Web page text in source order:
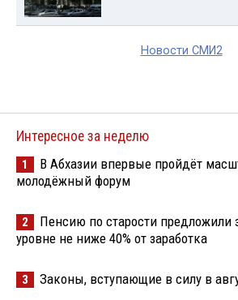
Новости СМИ2
Интересное за неделю
1
В Абхазии впервые пройдёт
молодёжный форум
2
Пенсию по старости предложили
уровне не ниже 40% от заработка
3 Законы, вступающие в силу в